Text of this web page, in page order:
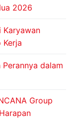
2026
Karyawan
Kerja
Perannya dalam
Group